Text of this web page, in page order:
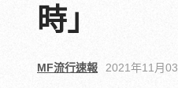
時」
MF流行速報 2021年11月